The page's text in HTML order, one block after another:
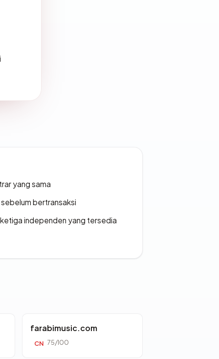
yang sama
bertransaksi
independen yang tersedia
farabimusic.com
CN 75/100